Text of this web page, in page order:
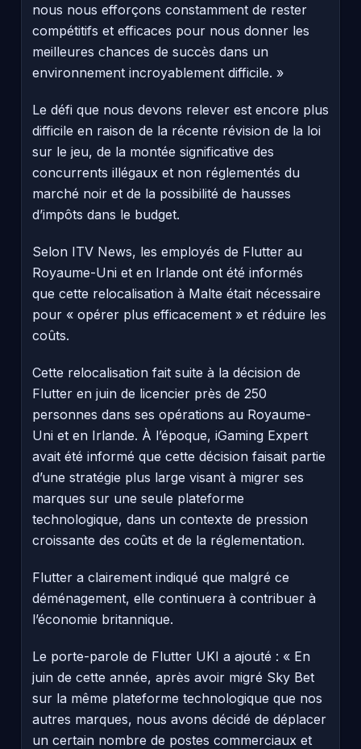
nous nous efforçons constamment de rester
compétitifs et efficaces pour nous donner les
meilleures chances de succès dans un
environnement incroyablement difficile. »
Le défi que nous devons relever est encore plus
difficile en raison de la récente révision de la loi
sur le jeu, de la montée significative des
concurrents illégaux et non réglementés du
marché noir et de la possibilité de hausses
d’impôts dans le budget.
Selon ITV News, les employés de Flutter au
Royaume-Uni et en Irlande ont été informés
que cette relocalisation à Malte était nécessaire
pour « opérer plus efficacement » et réduire les
coûts.
Cette relocalisation fait suite à la décision de
Flutter en juin de licencier près de 250
personnes dans ses opérations au Royaume-
Uni et en Irlande. À l’époque, iGaming Expert
avait été informé que cette décision faisait partie
d’une stratégie plus large visant à migrer ses
marques sur une seule plateforme
technologique, dans un contexte de pression
croissante des coûts et de la réglementation.
Flutter a clairement indiqué que malgré ce
déménagement, elle continuera à contribuer à
l’économie britannique.
Le porte-parole de Flutter UKI a ajouté : « En
juin de cette année, après avoir migré Sky Bet
sur la même plateforme technologique que nos
autres marques, nous avons décidé de déplacer
un certain nombre de postes commerciaux et